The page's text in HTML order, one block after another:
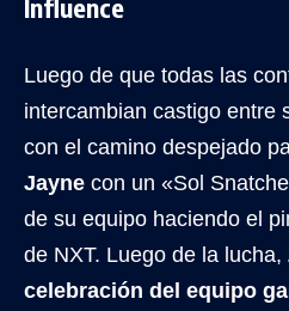
Luego de que todas las
intercambian castigo entre
con el camino despejado
Jayne con un «Sol
de su equipo haciendo el
de NXT. Luego de la lucha,
celebración del equipo